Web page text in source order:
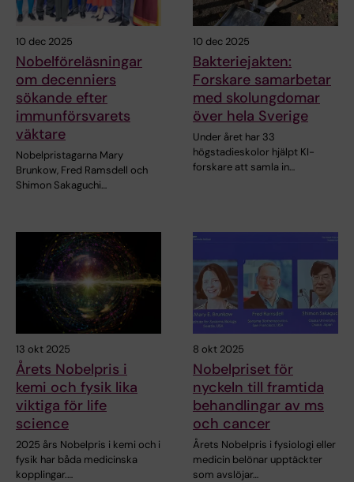
10 dec 2025
Nobelföreläsningar
om decenniers
sökande efter
immunförsvarets
väktare
Nobelpristagarna Mary
Brunkow, Fred Ramsdell och
Shimon Sakaguchi…
10 dec 2025
Bakteriejakten:
Forskare samarbetar
med skolungdomar
över hela Sverige
Under året har 33
högstadieskolor hjälpt KI-
forskare att samla in…
13 okt 2025
Årets Nobelpris i
kemi och fysik lika
viktiga för life
science
2025 års Nobelpris i kemi och i
fysik har båda medicinska
kopplingar.…
8 okt 2025
Nobelpriset för
nyckeln till framtida
behandlingar av ms
och cancer
Årets Nobelpris i fysiologi eller
medicin belönar upptäckter
som avslöjar…